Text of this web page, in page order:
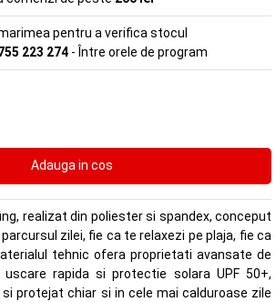
pentru a verifica stocul
223 274 - Între orele de program
realizat din poliester si spandex, conceput
zilei, fie ca te relaxezi pe plaja, fie ca
tehnic ofera proprietati avansate de
uscare rapida si protectie solara UPF 50+,
protejat chiar si in cele mai calduroase zile